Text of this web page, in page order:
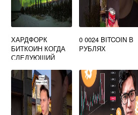
ХАРДФОРК
БИТКОИН КОГДА
СЛЕДУЮЩИЙ
0 0024 BITCOIN В
РУБЛЯХ